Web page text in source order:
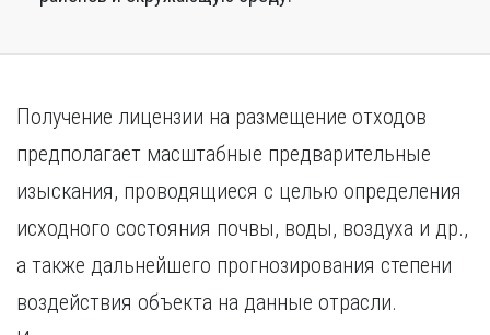
Получение лицензии на размещение отходов
предполагает масштабные предварительные
изыскания, проводящиеся с целью определения
исходного состояния почвы, воды, воздуха и др.,
а также дальнейшего прогнозирования степени
воздействия объекта на данные отрасли.